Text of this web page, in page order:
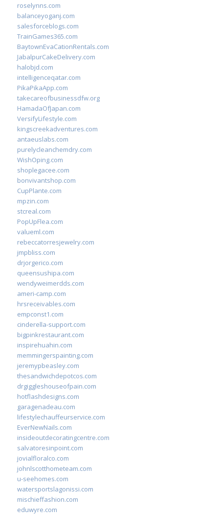
roselynns.com
balanceyoganj.com
salesforceblogs.com
TrainGames365.com
BaytownEvaCationRentals.com
JabalpurCakeDelivery.com
halobjd.com
intelligenceqatar.com
PikaPikaApp.com
takecareofbusinessdfw.org
HamadaOfJapan.com
VersifyLifestyle.com
kingscreekadventures.com
antaeuslabs.com
purelycleanchemdry.com
WishOping.com
shoplegacee.com
bonvivantshop.com
CupPlante.com
mpzin.com
stcreal.com
PopUpFlea.com
valueml.com
rebeccatorresjewelry.com
jmpbliss.com
drjorgerico.com
queensushipa.com
wendyweimerdds.com
ameri-camp.com
hrsreceivables.com
empconst1.com
cinderella-support.com
bigpinkrestaurant.com
inspirehuahin.com
memmingerspainting.com
jeremypbeasley.com
thesandwichdepotcos.com
drgiggleshouseofpain.com
hotflashdesigns.com
garagenadeau.com
lifestylechauffeurservice.com
EverNewNails.com
insideoutdecoratingcentre.com
salvatoresinpoint.com
jovialfloralco.com
johnlscotthometeam.com
u-seehomes.com
watersportslagonissi.com
mischieffashion.com
eduwyre.com